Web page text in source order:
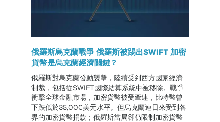
俄羅斯烏克蘭戰爭 俄羅斯被踢出SWIFT 加密
貨幣是烏克蘭經濟關鍵？
俄羅斯對烏克蘭發動襲擊，陸續受到西方國家經濟
制裁，包括從SWIFT國際結算系統中被移除。戰爭
衝擊全球金融市場，加密貨幣被受牽連，比特幣曾
下跌低於35,000美元水平。但烏克蘭連日來受到各
界的加密貨幣捐款；俄羅斯當局卻仍限制加密貨幣